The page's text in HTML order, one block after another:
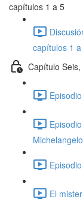
capítulos 1 a 5
capítulos 1
Capítulo
El